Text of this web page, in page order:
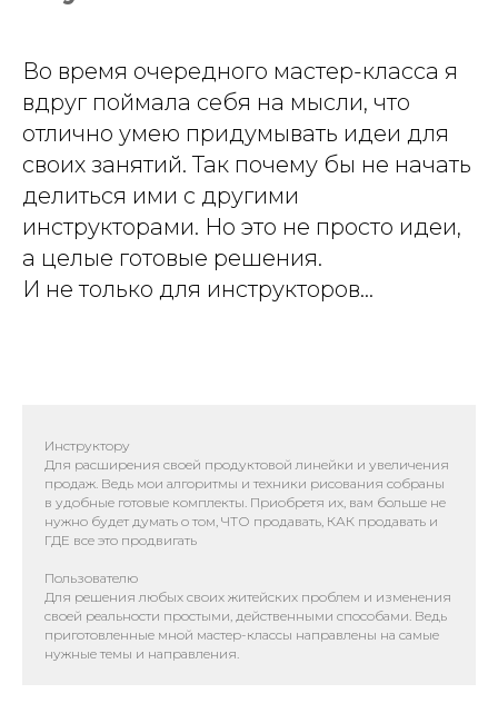
Во время очередного мастер-класса я
вдруг поймала себя на мысли, что
отлично умею придумывать идеи для
своих занятий. Так почему бы не начать
делиться ими с другими
инструкторами. Но это не просто идеи,
а целые готовые решения.
И не только для инструкторов...
Инструктору
Для расширения своей продуктовой линейки и увеличения
продаж. Ведь мои алгоритмы и техники рисования собраны
в удобные готовые комплекты. Приобретя их, вам больше не
нужно будет думать о том, ЧТО продавать, КАК продавать и
ГДЕ все это продвигать
Пользователю
Для решения любых своих житейских проблем и изменения
своей реальности простыми, действенными способами. Ведь
приготовленные мной мастер-классы направлены на самые
нужные темы и направления.